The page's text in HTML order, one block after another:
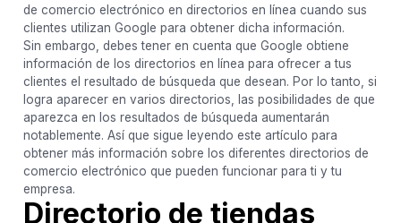
de comercio electrónico en directorios en línea cuando sus
clientes utilizan Google para obtener dicha información.
Sin embargo, debes tener en cuenta que Google obtiene
información de los directorios en línea para ofrecer a tus
clientes el resultado de búsqueda que desean. Por lo tanto, si
logra aparecer en varios directorios, las posibilidades de que
aparezca en los resultados de búsqueda aumentarán
notablemente. Así que sigue leyendo este artículo para
obtener más información sobre los diferentes directorios de
comercio electrónico que pueden funcionar para ti y tu
empresa.
Directorio de tiendas